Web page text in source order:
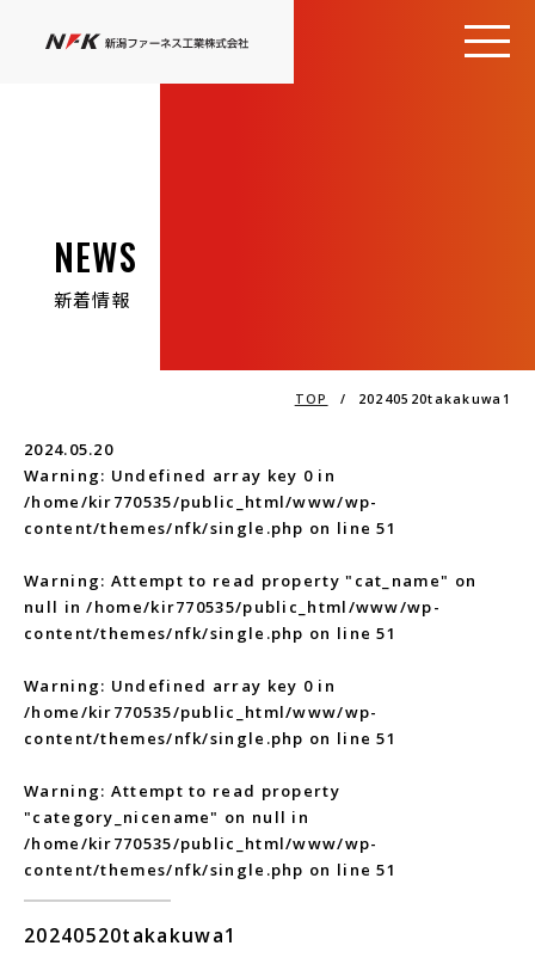
NEWS
新着情報
TOP / 20240520takakuwa1
2024.05.20
Warning: Undefined array key 0 in
/home/kir770535/public_html/www/wp-
content/themes/nfk/single.php on line51
Warning: Attempt to read property "cat_name" on
null in/home/kir770535/public_html/www/wp-
content/themes/nfk/single.php on line51
Warning: Undefined array key 0 in
/home/kir770535/public_html/www/wp-
content/themes/nfk/single.php on line51
Warning: Attempt to read property
"category_nicename" on null in
/home/kir770535/public_html/www/wp-
content/themes/nfk/single.php on line51
20240520takakuwa1